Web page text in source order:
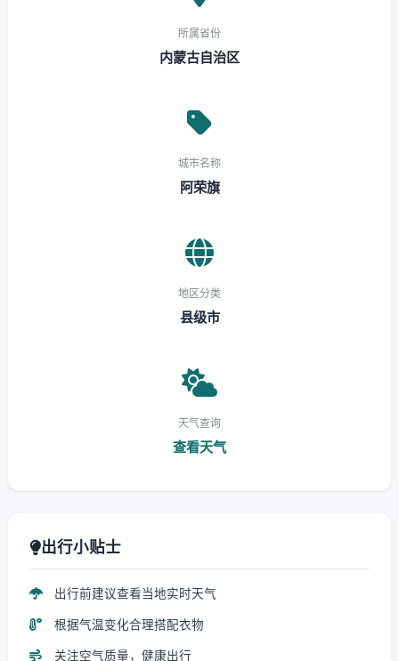
所属省份
内蒙古自治区
城市名称
阿荣旗
地区分类
县级市
天气查询
查看天气
出行小贴士
出行前建议查看当地实时天气
根据气温变化合理搭配衣物
关注空气质量，健康出行